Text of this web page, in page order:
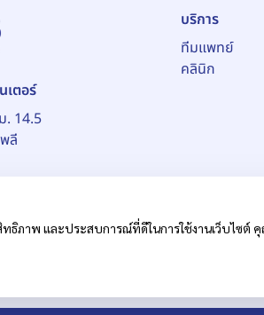
เตอร์
. 14.5
ลี
บริการ
ทีมแพทย์
คลินิก
ธิภาพ และประสบการณ์ที่ดีในการใช้งานเว็บไซต์